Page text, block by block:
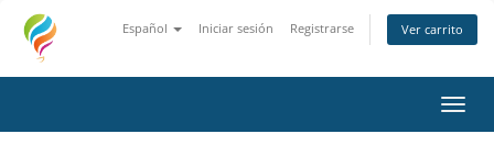
Español Iniciar sesión Registrarse Ver carrito